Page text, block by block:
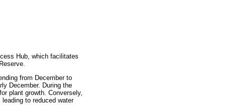
Hub, which facilitates
from December to
December. During the
plant growth. Conversely,
to reduced water